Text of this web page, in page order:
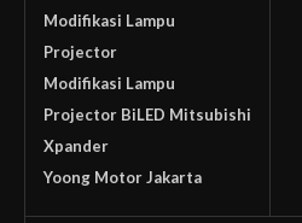
Modifikasi Lampu
Projector
Modifikasi Lampu
Projector BiLED Mitsubishi
Xpander
Yoong Motor Jakarta